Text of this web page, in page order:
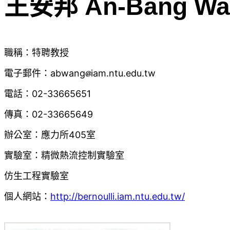
王安邦 An-Bang
職稱：特聘教授
電子郵件：abwang
iam.ntu.edu.tw
電話：02-33665651
傳真：02-33665649
辦公室：應力所405室
實驗室：精微熱流控制實驗室
仿生工程實驗室
個人網站： http://bernoulli.iam.ntu.edu.tw/